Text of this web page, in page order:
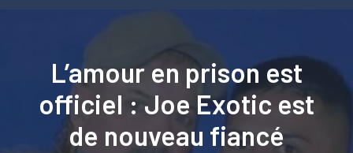
L’amour en prison est
officiel : Joe Exotic est
de nouveau fiancé